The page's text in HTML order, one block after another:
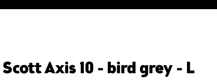
Scott Axis 10 - bird grey - L